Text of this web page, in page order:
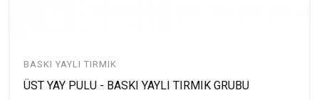
BASKI YAYLI TIRMIK
ÜST YAY PULU - BASKI YAYLI TIRMIK GRUBU